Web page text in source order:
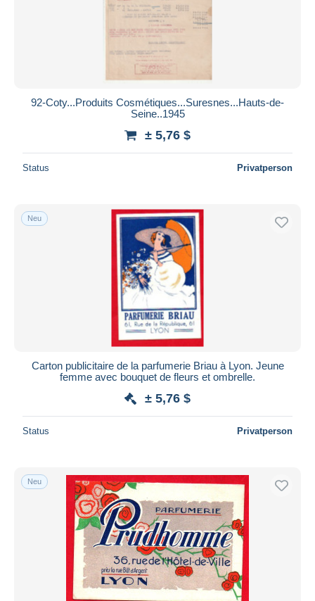
Übernehmen
92-Coty...Produits Cosmétiques...Suresnes...Hauts-de-
Seine..1945
± 5,76 $
Status Privatperson
Neu
Carton publicitaire de la parfumerie Briau à Lyon. Jeune
femme avec bouquet de fleurs et ombrelle.
± 5,76 $
Status Privatperson
Neu